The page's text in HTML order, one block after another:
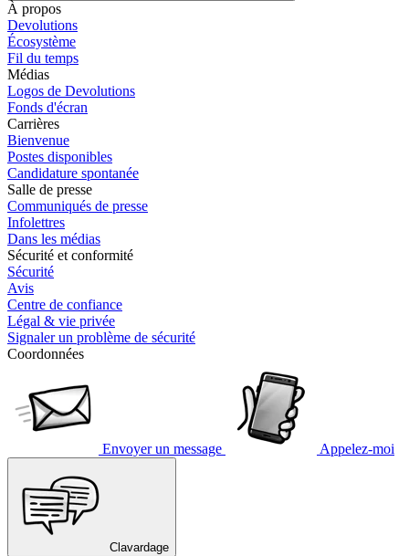
À propos
Devolutions
Écosystème
Fil du temps
Médias
Logos de Devolutions
Fonds d'écran
Carrières
Bienvenue
Postes disponibles
Candidature spontanée
Salle de presse
Communiqués de presse
Infolettres
Dans les médias
Sécurité et conformité
Sécurité
Avis
Centre de confiance
Légal & vie privée
Signaler un problème de sécurité
Coordonnées
Envoyer un message Appelez-moi
Clavardage